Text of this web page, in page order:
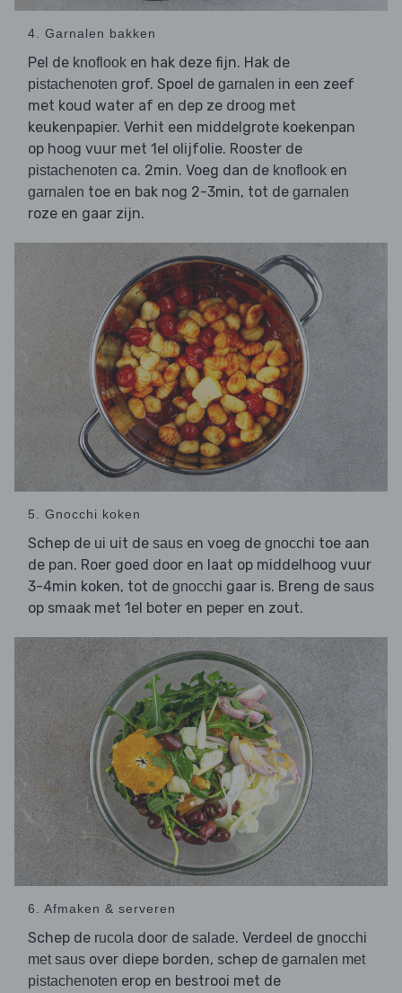
4. Garnalen bakken
Pel de knoflook en hak deze fijn. Hak de
pistachenoten grof. Spoel de garnalen in een zeef
met koud water af en dep ze droog met
keukenpapier. Verhit een middelgrote koekenpan
op hoog vuur met 1el olijfolie. Rooster de
pistachenoten ca. 2min. Voeg dan de knoflook en
garnalen toe en bak nog 2-3min, tot de garnalen
roze en gaar zijn.
5. Gnocchi koken
Schep de ui uit de saus en voeg de gnocchi toe aan
de pan. Roer goed door en laat op middelhoog vuur
3-4min koken, tot de gnocchi gaar is. Breng de saus
op smaak met 1el boter en peper en zout.
6. Afmaken & serveren
Schep de rucola door de salade. Verdeel de gnocchi
met saus over diepe borden, schep de garnalen met
pistachenoten erop en bestrooi met de